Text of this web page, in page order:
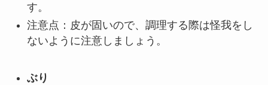
す。
注意点：皮が固いので、調理する際は怪我をし
ないように注意しましょう。
ぶり